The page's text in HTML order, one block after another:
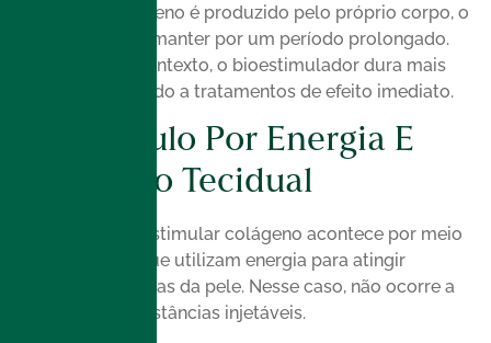
Como esse colágeno é produzido pelo próprio corpo, o
efeito tende a se manter por um período prolongado.
Por isso, nesse contexto, o bioestimulador dura mais
quando comparado a tratamentos de efeito imediato.
Bioestímulo Por Energia E
Contração Tecidual
Outra forma de estimular colágeno acontece por meio
de tecnologias que utilizam energia para atingir
camadas profundas da pele. Nesse caso, não ocorre a
aplicação de substâncias injetáveis.